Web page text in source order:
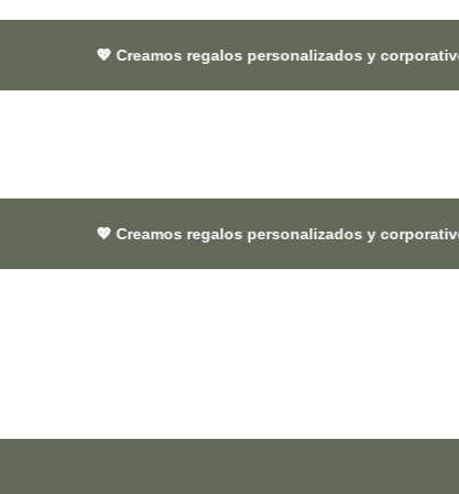
Creamos regalos personalizados y corporativos 🎁 que
Creamos regalos personalizados y corporativos 🎁 que